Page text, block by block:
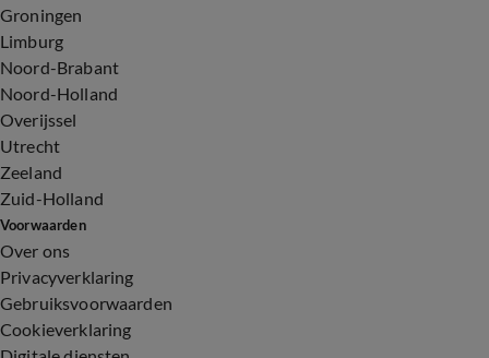
Groningen
Limburg
Noord-Brabant
Noord-Holland
Overijssel
Utrecht
Zeeland
Zuid-Holland
Voorwaarden
Over ons
Privacyverklaring
Gebruiksvoorwaarden
Cookieverklaring